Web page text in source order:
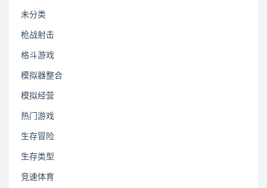
未分类
枪战射击
格斗游戏
模拟器整合
模拟经营
热门游戏
生存冒险
生存类型
竞速体育